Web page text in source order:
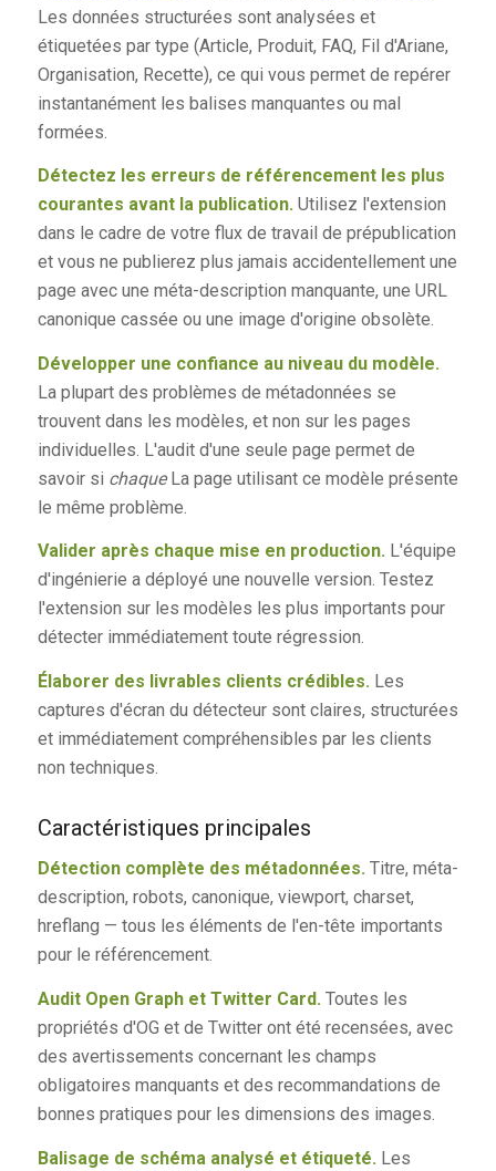
Les données structurées sont analysées et
étiquetées par type (Article, Produit, FAQ, Fil d'Ariane,
Organisation, Recette), ce qui vous permet de repérer
instantanément les balises manquantes ou mal
formées.
Détectez les erreurs de référencement les plus
courantes avant la publication.Utilisez l'extension
dans le cadre de votre flux de travail de prépublication
et vous ne publierez plus jamais accidentellement une
page avec une méta-description manquante, une URL
canonique cassée ou une image d'origine obsolète.
Développer une confiance au niveau du modèle.
La plupart des problèmes de métadonnées se
trouvent dans les modèles, et non sur les pages
individuelles. L'audit d'une seule page permet de
savoir si chaqueLa page utilisant ce modèle présente
le même problème.
Valider après chaque mise en production.L'équipe
d'ingénierie a déployé une nouvelle version. Testez
l'extension sur les modèles les plus importants pour
détecter immédiatement toute régression.
Élaborer des livrables clients crédibles.Les
captures d'écran du détecteur sont claires, structurées
et immédiatement compréhensibles par les clients
non techniques.
Caractéristiques principales
Détection complète des métadonnées.Titre, méta-
description, robots, canonique, viewport, charset,
hreflang — tous les éléments de l'en-tête importants
pour le référencement.
Audit Open Graph et Twitter Card.Toutes les
propriétés d'OG et de Twitter ont été recensées, avec
des avertissements concernant les champs
obligatoires manquants et des recommandations de
bonnes pratiques pour les dimensions des images.
Balisage de schéma analysé et étiqueté. Les